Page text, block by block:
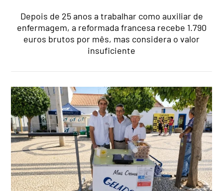
Depois de 25 anos a trabalhar como auxiliar de
enfermagem, a reformada francesa recebe 1.790
euros brutos por mês, mas considera o valor
insuficiente